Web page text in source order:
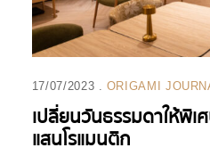
17/07/2023 ORIGAMI
เปลี่ยนวันธรรมดาให้พิเ
แสนโรแมนติก